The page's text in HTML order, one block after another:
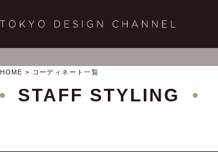
HOME コーディネート一覧
STAFF STYLING